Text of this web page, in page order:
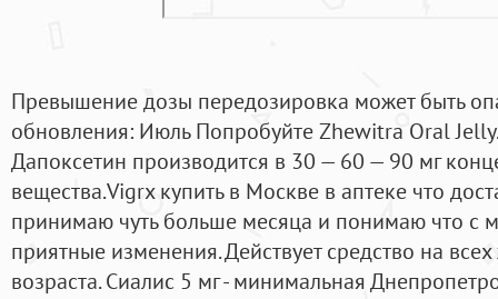
Превышение дозы передозировка может быть
обновления: Июль Попробуйте Zhewitra Oral
Дапоксетин производится в 30 — 60 — 90 мг
вещества.Vigrx купить в Москве в аптеке что
принимаю чуть больше месяца и понимаю что с
приятные изменения. Действует средство на
возраста. Сиалис 5 мг - минимальная